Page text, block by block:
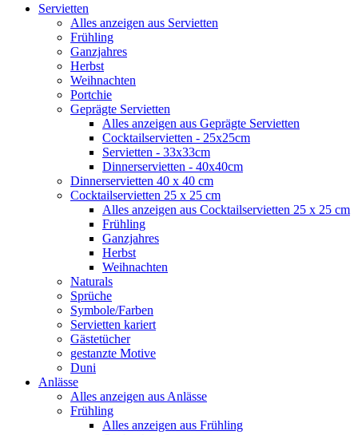
Servietten
Alles anzeigen aus Servietten
Frühling
Ganzjahres
Herbst
Weihnachten
Portchie
Geprägte Servietten
Alles anzeigen aus Geprägte Servietten
Cocktailservietten - 25x25cm
Servietten - 33x33cm
Dinnerservietten - 40x40cm
Dinnerservietten 40 x 40 cm
Cocktailservietten 25 x 25 cm
Alles anzeigen aus Cocktailservietten 25 x 25 cm
Frühling
Ganzjahres
Herbst
Weihnachten
Naturals
Sprüche
Symbole/Farben
Servietten kariert
Gästetücher
gestanzte Motive
Duni
Anlässe
Alles anzeigen aus Anlässe
Frühling
Alles anzeigen aus Frühling